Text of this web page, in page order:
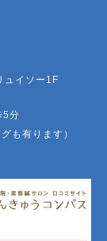
ュイソー1F
5分
も有ります）